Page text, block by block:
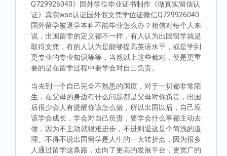
Q729926040》国外学位毕业证书制作《做真实留信认
证》真实wse认证国外假文凭学位证微信Q729926040
国外留学被退学本科不能毕业怎么办？相信对每个人来
说，出国留学的定义都不一样，有人认为出国留学就是
取得文凭，有的人认为是能够提高英语水平，或是学到
更专业的专业知识等等，当然以上这些都对，便是更重
要的是在留学过程中要学会对自己负责。
当去到一个自己完全不熟悉的国度，对于一切都非常陌
生，在父母的身边有什么问题都是父母对你负责，出国
后很少会人有提醒你该怎么做，所以出国以后，自己应
该学会成长，学会对自己负责，要学会什么事都主动去
做，因为不主动就很难进步，不进则退这是个简浅的道
理。不得不说出国留学是人生的一大转折点，因为很多
人通过留学这条路，走向了更高的发展平台，更宽广的